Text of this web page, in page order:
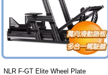
NLR F-GT Elite Wheel Plate